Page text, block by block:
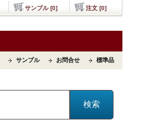
サンプル お問合せ 標準品
サンプル [0] 注文 [0]